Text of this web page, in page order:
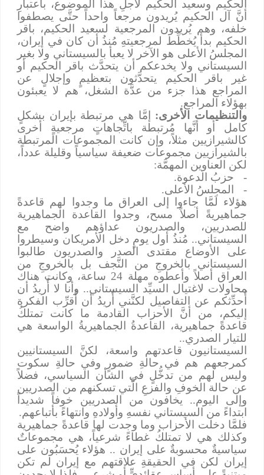
الحكيم وسعيد الحكيم لأجلِ هذا الموضوع، باعتبارِ
أنَّ آل الحكيم يُريدون مرجعاً واحداً حتَّى يصطفوا
خلفه، وهم يُريدون المرجعية لسعيد الحكيم، باقر
الحكيم بدأ يُخطِّط لمرجعيتهِ مُنذُ أن كان في إيران،
المجلسُ الأعلى هو الآخر لا يعبأ بالسيستاني ولا بغير
السيستاني ولا يخدعكم أن يتحدَّث باقر الحكيم أو
غير باقر الحكيم يتحدَّثون بتعظيمٍ وإجلالٍ عن
المراجع هذا جزء من عدَّة الشغل، هم لا يعبئون
بهؤلاء المراجع.
والتنظيمات الأخرى: إمَّا هي مرتبطة بإيران بشكلٍ
كامل أو أنَّها مُرتبطة باتِّجاهاتٍ مرجعيةٍ أخرى
كالشيرازيين مثلاً، وإن كانت المجموعات المرتبطة
بالشيرازيين مجموعات ضعيفة سياسياً وقليلة عدداً،
لكن العناوين المهمَّة:
حزبُ الدعوة.
المجلسُ الأعلى.
هؤلاء لَمَّا جاءوا إلى العراق ما وجدوا لهم قاعدةً
جماهيريةً أصلاً مسح، وجدوا القاعدة الجماهيرية
للصدريين، والصدريون عداؤهم واضح مع
السيستاني.. مُنذُ أول يومٍ دخل الأمريكان وسيطروا
على الأوضاع مقتدى الصدر والصدريون طالبوا
السيستاني بالخروجِ من النَّجف بل بالخروجِ من
العراق أصلاً وأعطوه مهلة 24 ساعة، وكانت هناك
محاولات لاغتيال السيِّد السيستاني.. وأنا لا أُريدُ أن
أُحدِّثكم عن التفاصيل لكنَّني أُريدُ أن أُقرِّب الفكرة
إليكم، من أنَّ الأحزاب القادمة ما كانت تمتلكُ
قاعدةً جماهيرية، القاعدةُ الجماهيريةُ الواسعة هي
للتيار الصدري..
السيستانيون قاعدتهم واسعة، لكنَّ السيستانيين
كمرجعهم هم في حالةِ ضمورٍ وفي حالةِ سكوت
وليس لهم من تدخُّلٍ في الشأن السياسي، فضلاً
عن حالة الخوفِ والفزعِ الَّتي تسكنهم من الصدريين
وإلى اليوم..يخافون من الصدريين خوفاً شديداً
ابتداءً من السيستاني نفسهِ وأولادهِ وانتهاءً بأتباعهم.
فلمَّا دخلت الأحزاب وما وجدت لها قاعدةً جماهيرية
وكذلك هي لا تمتلكُ غطاءً شرعياً، هي مجموعاتٌ
سياسيةٌ محسوبةٌ على إيران..
هؤلاء يُحسَبُون على
إيران لكن في الحقيقةِ علاقتهم مع إيران لم تكن